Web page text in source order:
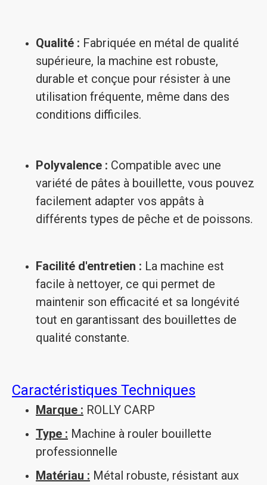
Qualité : Fabriquée en métal de qualité
supérieure, la machine est robuste,
durable et conçue pour résister à une
utilisation fréquente, même dans des
conditions difficiles.
Polyvalence : Compatible avec une
variété de pâtes à bouillette, vous pouvez
facilement adapter vos appâts à
différents types de pêche et de poissons.
Facilité d'entretien : La machine est
facile à nettoyer, ce qui permet de
maintenir son efficacité et sa longévité
tout en garantissant des bouillettes de
qualité constante.
Caractéristiques Techniques
Marque : ROLLY CARP
Type : Machine à rouler bouillette
professionnelle
Matériau : Métal robuste, résistant aux